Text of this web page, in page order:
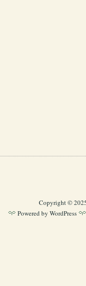
Copyright ©
Powered by WordPress